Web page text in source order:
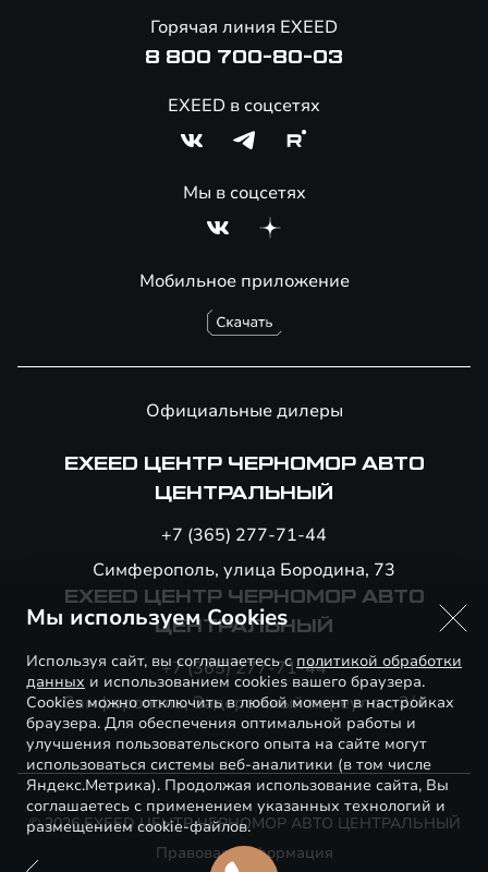
Онлайн-магазин аксессуаров
Мобильное приложение
Горячая линия EXEED
8 800 700-80-03
EXEED в соцсетях
Мы в соцсетях
Официальные дилеры
EXEED ЦЕНТР ЧЕРНОМОР АВТО
ЦЕНТРАЛЬНЫЙ
+7 (365) 277-71-44
Симферополь, улица Бородина, 73
EXEED ЦЕНТР ЧЕРНОМОР АВТО
ЦЕНТРАЛЬНЫЙ
+7 (365) 277-71-44
Симферополь, Задорожный переулок, 3/4
© 2026 EXEED ЦЕНТР ЧЕРНОМОР АВТО ЦЕНТРАЛЬНЫЙ
Правовая информация
Мы используем Cookies
Используя сайт, вы соглашаетесь с политикой обработки
данных и использованием cookies вашего браузера.
Cookies можно отключить в любой момент в настройках
браузера. Для обеспечения оптимальной работы и
улучшения пользовательского опыта на сайте могут
использоваться системы веб-аналитики (в том числе
Яндекс.Метрика). Продолжая использование сайта, Вы
соглашаетесь с применением указанных технологий и
размещением cookie-файлов.